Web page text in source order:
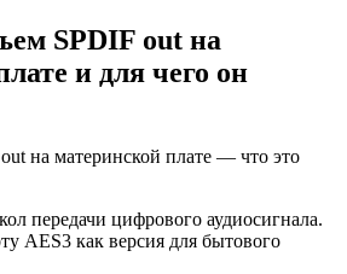
SPDIF out на
и для чего он
на материнской плате — что это
передачи цифрового аудиосигнала.
AES3 как версия для бытового